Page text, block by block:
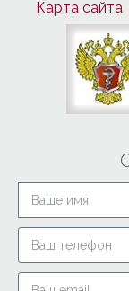
Карта сайта